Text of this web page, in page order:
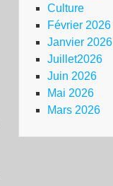
Culture
Février 2026
Janvier 2026
Juillet2026
Juin 2026
Mai 2026
Mars 2026